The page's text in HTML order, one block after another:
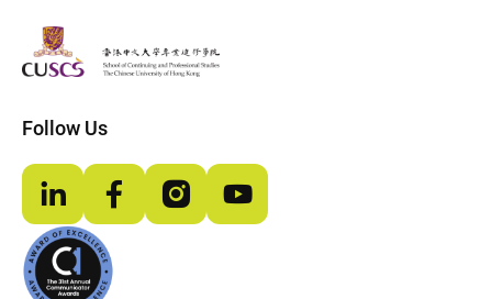
The Chinese Univeristy of hong Kong
Follow Us
LinkedInFacebookInstagramYouTube